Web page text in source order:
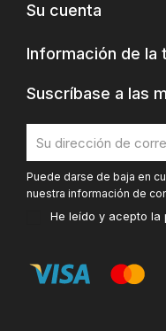
Su cuenta
Información de la
Suscríbase a las
Puede darse de baja en
nuestra información de
He leído y acepto la